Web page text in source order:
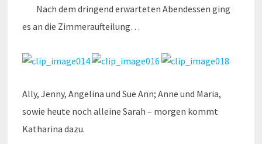
Nach dem dringend erwarteten Abendessen ging
es an die Zimmeraufteilung…
Ally, Jenny, Angelina und Sue Ann; Anne und Maria,
sowie heute noch alleine Sarah – morgen kommt
Katharina dazu.